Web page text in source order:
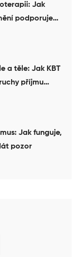
Jak
podporuje
a těle: Jak KBT
příjmu
Jak funguje,
pozor